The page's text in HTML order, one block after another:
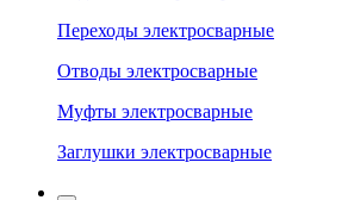
Переходы электросварные
Отводы электросварные
Муфты электросварные
Заглушки электросварные